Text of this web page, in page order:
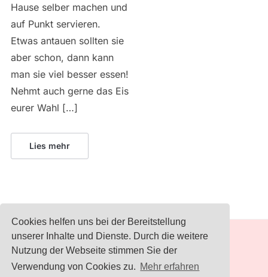
Cookies helfen uns bei der Bereitstellung
unserer Inhalte und Dienste. Durch die weitere
Nutzung der Webseite stimmen Sie der
Verwendung von Cookies zu. Mehr erfahren
Hause selber machen und
auf Punkt servieren.
Etwas antauen sollten sie
aber schon, dann kann
man sie viel besser essen!
Nehmt auch gerne das Eis
eurer Wahl […]
Lies mehr
IMPRESSUM